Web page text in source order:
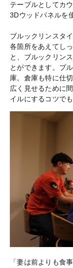
テーブルとしてカ
3Dウッドパネルを
ブルックリンスタ
各箇所をあえてし
と、ブルックリン
とができます。ブ
庫。倉庫も特に仕
広く見せるために
イルにするコツでも
「妻は前よりも食